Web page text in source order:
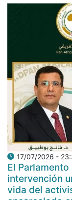
17/07/2026 -
El
intervención
vida del